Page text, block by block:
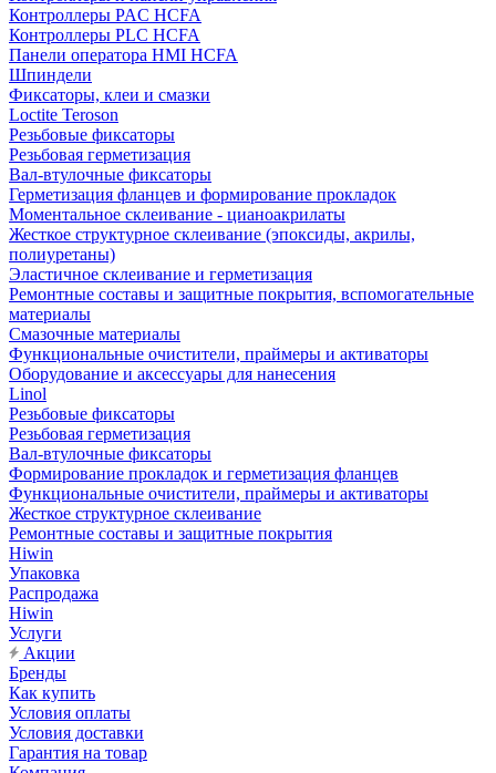
Контроллеры PAC HCFA
Контроллеры PLC HCFA
Панели оператора HMI HCFA
Шпиндели
Фиксаторы, клеи и смазки
Loctite Teroson
Резьбовые фиксаторы
Резьбовая герметизация
Вал-втулочные фиксаторы
Герметизация фланцев и формирование прокладок
Моментальное склеивание - цианоакрилаты
Жесткое структурное склеивание (эпоксиды, акрилы,
полиуретаны)
Эластичное склеивание и герметизация
Ремонтные составы и защитные покрытия, вспомогательные
материалы
Смазочные материалы
Функциональные очистители, праймеры и активаторы
Оборудование и аксессуары для нанесения
Linol
Резьбовые фиксаторы
Резьбовая герметизация
Вал-втулочные фиксаторы
Формирование прокладок и герметизация фланцев
Функциональные очистители, праймеры и активаторы
Жесткое структурное склеивание
Ремонтные составы и защитные покрытия
Hiwin
Упаковка
Распродажа
Hiwin
Услуги
Акции
Бренды
Как купить
Условия оплаты
Условия доставки
Гарантия на товар